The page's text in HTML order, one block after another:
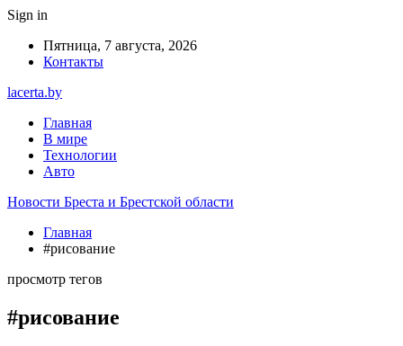
Sign in
Пятница, 7 августа, 2026
Контакты
lacerta.by
Главная
В мире
Технологии
Авто
Новости Бреста и Брестской области
Главная
#рисование
просмотр тегов
#рисование